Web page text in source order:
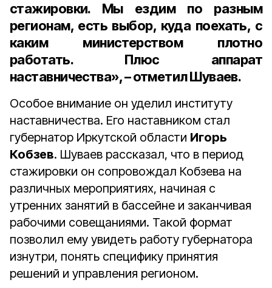
стажировки. Мы ездим по разным
регионам, есть выбор, куда поехать, с
каким министерством плотно
работать. Плюс аппарат
наставничества», – отметил Шуваев.
Особое внимание он уделил институту
наставничества. Его наставником стал
губернатор Иркутской области Игорь
Кобзев. Шуваев рассказал, что в период
стажировки он сопровождал Кобзева на
различных мероприятиях, начиная с
утренних занятий в бассейне и заканчивая
рабочими совещаниями. Такой формат
позволил ему увидеть работу губернатора
изнутри, понять специфику принятия
решений и управления регионом.